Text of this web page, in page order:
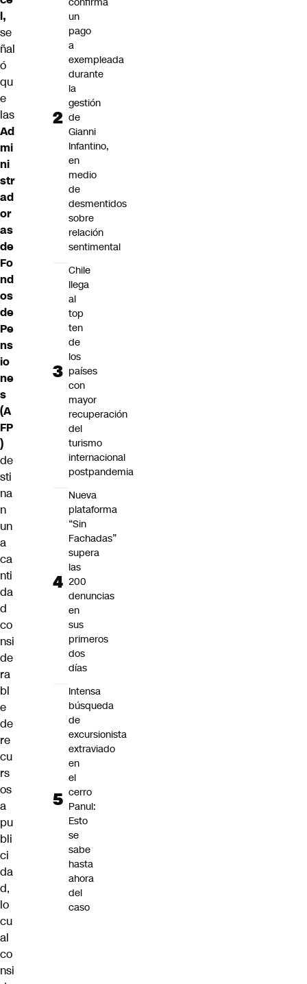
l,
se
ñal
ó
qu
e
las
Ad
mi
ni
str
ad
or
as
de
Fo
nd
os
de
Pe
ns
io
ne
s
(A
FP
)
de
sti
na
n
un
a
ca
nti
da
d
co
nsi
de
ra
bl
e
de
re
cu
rs
os
a
pu
bli
ci
da
d,
lo
cu
al
co
nsi
un
pago
a
exempleada
durante
la
gestión
de
Gianni
Infantino,
en
medio
de
desmentidos
sobre
relación
sentimental
Chile
llega
al
top
ten
de
los
países
con
mayor
recuperación
del
turismo
internacional
postpandemia
Nueva
plataforma
“Sin
Fachadas”
supera
las
200
denuncias
en
sus
primeros
dos
días
Intensa
búsqueda
de
excursionista
extraviado
en
el
cerro
Panul:
Esto
se
sabe
hasta
ahora
del
caso